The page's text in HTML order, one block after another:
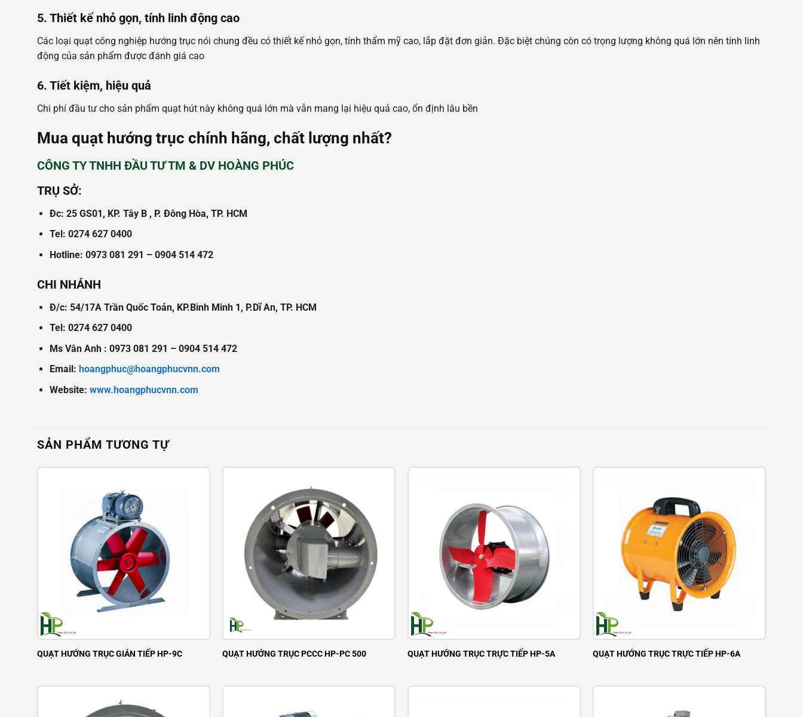
5. Thiết kế nhỏ gọn, tính linh động cao
Các loại quạt công nghiệp hướng trục nói chung đều có thiết kế nhỏ gọn, tính thẩm mỹ cao, lắp đặt đơn giản. Đặc biệt chúng còn có trọng lượng không quá lớn nên tính linh
động của sản phẩm được đánh giá cao
6. Tiết kiệm, hiệu quả
Chi phí đầu tư cho sản phẩm quạt hút này không quá lớn mà vẫn mang lại hiệu quả cao, ổn định lâu bền
Mua quạt hướng trục chính hãng, chất lượng nhất?
CÔNG TY TNHH ĐẦU TƯ TM & DV HOÀNG PHÚC
TRỤ SỞ:
Đc: 25 GS01, KP. Tây B , P. Đông Hòa, TP. HCM
Tel: 0274 627 0400
Hotline: 0973 081 291 – 0904 514 472
CHI NHÁNH
Đ/c: 54/17A Trần Quốc Toản, KP.Bình Minh 1, P.Dĩ An, TP. HCM
Tel: 0274 627 0400
Ms Vân Anh : 0973 081 291 – 0904 514 472
Email: hoangphuc@hoangphucvnn.com
Website: www.hoangphucvnn.com
SẢN PHẨM TƯƠNG TỰ
QUẠT HƯỚNG TRỤC GIÁN TIẾP HP-9C QUẠT HƯỚNG TRỤC PCCC HP-PC 500 QUẠT HƯỚNG TRỤC TRỰC TIẾP HP-5A QUẠT HƯỚNG TRỤC TRỰC TIẾP HP-6A